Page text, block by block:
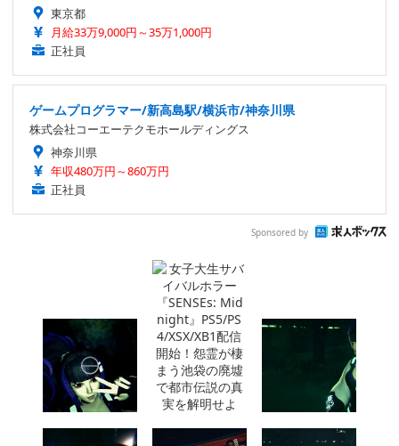
東京都
月給33万9,000円～35万1,000円
正社員
ゲームプログラマー/新高島駅/横浜市/神奈川県
株式会社コーエーテクモホールディングス
神奈川県
年収480万円～860万円
正社員
Sponsored by